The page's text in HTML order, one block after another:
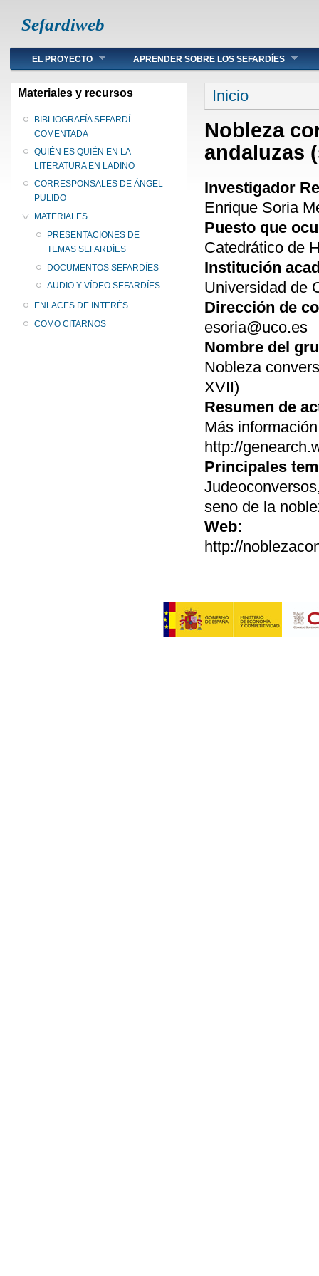
Sefardiweb
Main menu
EL PROYECTO APRENDER SOBRE LOS SEFARDÍES
Materiales y recursos
BIBLIOGRAFÍA SEFARDÍ
COMENTADA
QUIÉN ES QUIÉN EN LA
LITERATURA EN LADINO
CORRESPONSALES DE ÁNGEL
PULIDO
MATERIALES
PRESENTACIONES DE
TEMAS SEFARDÍES
DOCUMENTOS SEFARDÍES
AUDIO Y VÍDEO SEFARDÍES
ENLACES DE INTERÉS
COMO CITARNOS
Se encuentra
Inicio
Nobleza
andaluzas
Investigador
Enrique Soria
Puesto que
Catedrático de
Institución
Universidad de
Dirección de
esoria@uco.es
Nombre del
Nobleza
XVII)
Resumen de
Más
http://
Principales
seno de la
Web:
http://